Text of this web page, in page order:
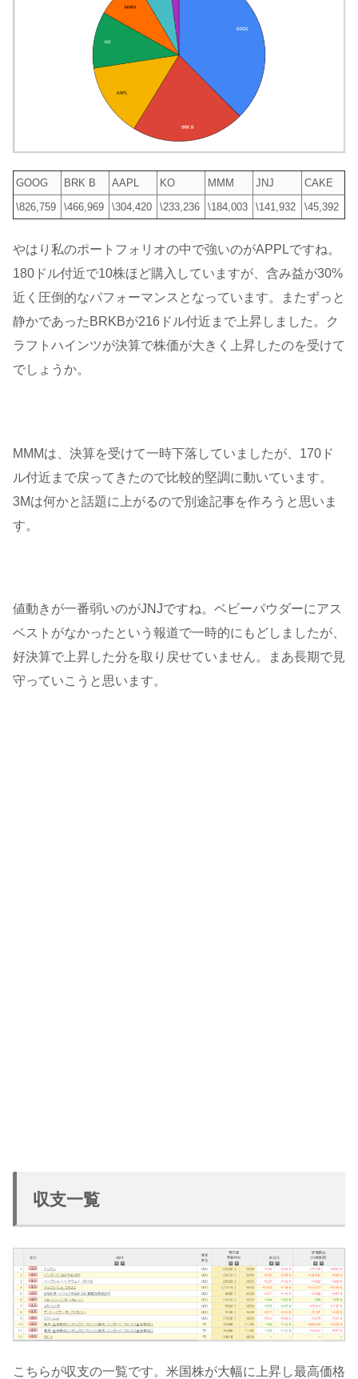
GOOG BRK B AAPL KO MMM JNJ
CAKE
\826,759
\466,969 \304,420 \233,236 \184,003 \141,932 \45,392
やはり私のポートフォリオの中で強いのがAPPLですね。
180ドル付近で10株ほど購入していますが、含み益が30%
近く圧倒的なパフォーマンスとなっています。またずっと
静かであったBRKBが216ドル付近まで上昇しました。ク
ラフトハインツが決算で株価が大きく上昇したのを受けて
でしょうか。
MMMは、決算を受けて一時下落していましたが、170ド
ル付近まで戻ってきたので比較的堅調に動いています。
3Mは何かと話題に上がるので別途記事を作ろうと思いま
す。
値動きが一番弱いのがJNJですね。ベビーパウダーにアス
ベストがなかったという報道で一時的にもどしましたが、
好決算で上昇した分を取り戻せていません。まあ長期で見
守っていこうと思います。
収支一覧
こちらが収支の一覧です。米国株が大幅に上昇し最高価格